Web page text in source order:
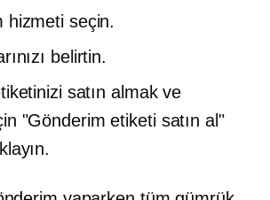
hizmeti seçin.
belirtin.
satın almak ve
"Gönderim etiketi satın al"